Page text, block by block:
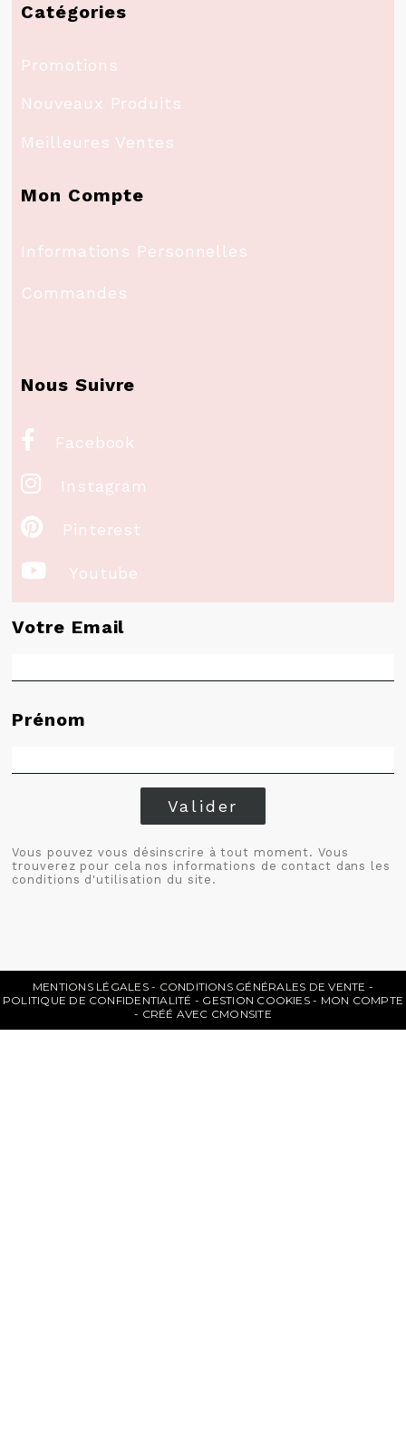
Catégories
Promotions
Nouveaux Produits
Meilleures Ventes
Mon Compte
Informations Personnelles
Commandes
Nous Suivre
 Facebook
 Instagram
 Pinterest
 Youtube
Votre Email
Prénom
Valider
Vous pouvez vous désinscrire à tout moment. Vous
trouverez pour cela nos informations de contact dans les
conditions d'utilisation du site.
MENTIONS LÉGALES
CONDITIONS GÉNÉRALES DE VENTE
POLITIQUE DE CONFIDENTIALITÉ
GESTION COOKIES
MON COMPTE
CRÉÉ AVEC CMONSITE